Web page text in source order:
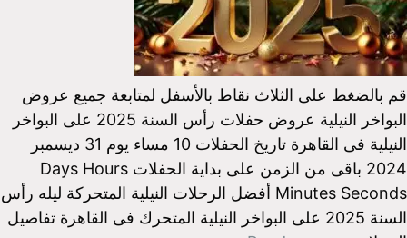
قم بالضغط على الثلاث نقاط بالأسفل لمتابعة جميع عروض
البواخر النيلية عروض حفلات رأس السنة 2025 على البواخر
النيلية فى القاهرة تاريخ الحفلات 10 مساء يوم 31 ديسمبر
2024 باقى من الزمن على بداية الحفلات Days Hours
Minutes Seconds أفضل الرحلات النيلية المتحركة ليله رأس
السنة 2025 على البواخر النيلية المتحرك فى القاهرة تفاصيل